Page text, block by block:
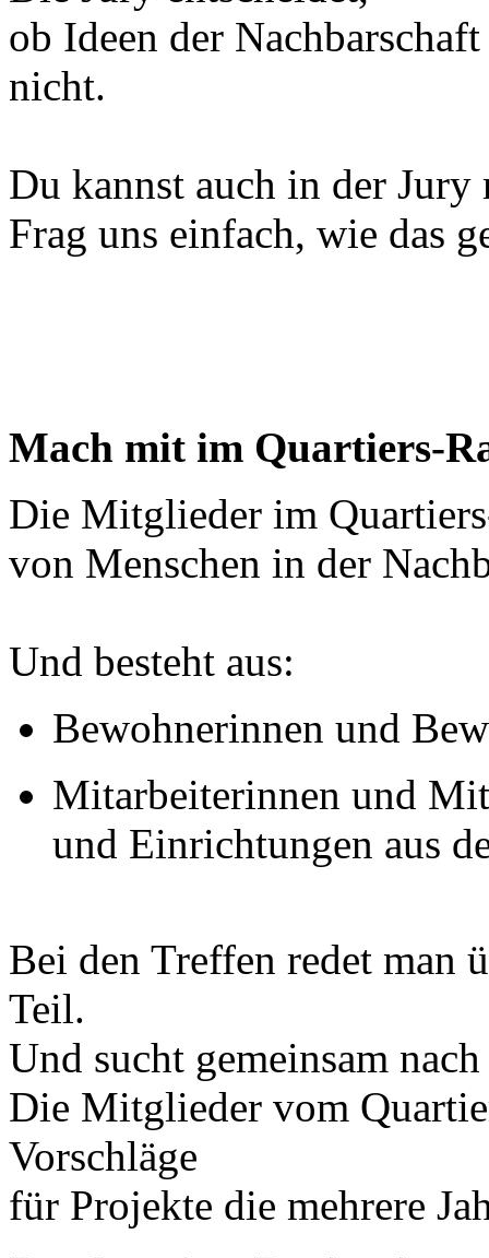
ob Ideen der
nicht.
Du kannst auch in der Jury
Frag uns einfach, wie das
Mach mit im Quartiers-
Die Mitglieder im
von Menschen in der
Und besteht aus:
Bewohnerinnen und
Mitarbeiterinnen und
und Einrichtungen aus
Bei den Treffen redet man
Teil.
Und sucht gemeinsam
Die Mitglieder vom
Vorschläge
für Projekte die mehrere